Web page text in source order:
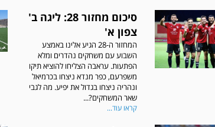
סיכום מחזור 28: ליגה ב'
צפון א'
המחזור ה-28 הגיע אלינו באמצע
השבוע עם משחקים נהדרים ומלא
הפתעות. עראבה הצליחו להוציא תיקו
משפרעם, כפר מנדא ניצחו בכרמיאל
ונהריה ניצחו בגדול את יפיע. מה לגבי
שאר המשחקים?...
קראו עוד...